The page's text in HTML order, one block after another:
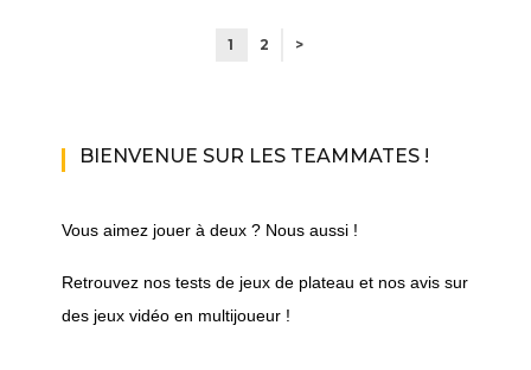
1 2 >
BIENVENUE SUR LES TEAMMATES !
Vous aimez jouer à deux ? Nous aussi !
Retrouvez nos tests de jeux de plateau et nos avis sur
des jeux vidéo en multijoueur !